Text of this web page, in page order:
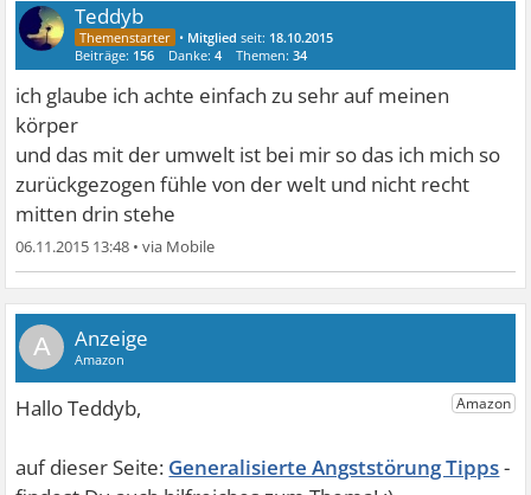
Teddyb
• Mitglied seit: 18.10.2015
Beiträge: 156 Danke:4 Themen:34
ich glaube ich achte einfach zu sehr auf meinen
körper
und das mit der umwelt ist bei mir so das ich mich so
zurückgezogen fühle von der welt und nicht recht
mitten drin stehe
06.11.2015 13:48 •
A
Generalisierte Angststörung Tipps